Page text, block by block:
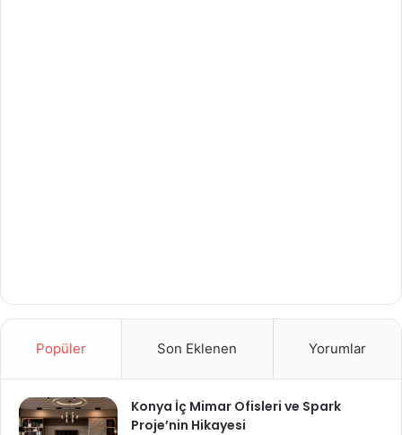
Popüler Son Eklenen Yorumlar
Konya İç Mimar Ofisleri ve Spark
Proje’nin Hikayesi